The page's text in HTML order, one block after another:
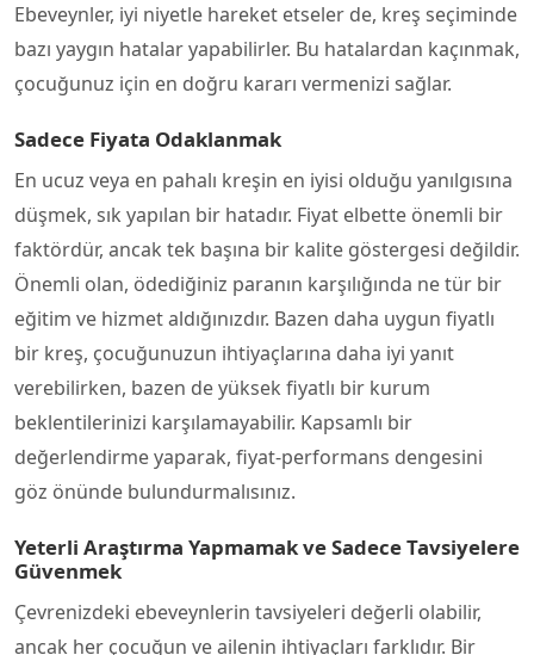
Ebeveynler, iyi niyetle hareket etseler de, kreş seçiminde
bazı yaygın hatalar yapabilirler. Bu hatalardan kaçınmak,
çocuğunuz için en doğru kararı vermenizi sağlar.
Sadece Fiyata Odaklanmak
En ucuz veya en pahalı kreşin en iyisi olduğu yanılgısına
düşmek, sık yapılan bir hatadır. Fiyat elbette önemli bir
faktördür, ancak tek başına bir kalite göstergesi değildir.
Önemli olan, ödediğiniz paranın karşılığında ne tür bir
eğitim ve hizmet aldığınızdır. Bazen daha uygun fiyatlı
bir kreş, çocuğunuzun ihtiyaçlarına daha iyi yanıt
verebilirken, bazen de yüksek fiyatlı bir kurum
beklentilerinizi karşılamayabilir. Kapsamlı bir
değerlendirme yaparak, fiyat-performans dengesini
göz önünde bulundurmalısınız.
Yeterli Araştırma Yapmamak ve Sadece Tavsiyelere
Güvenmek
Çevrenizdeki ebeveynlerin tavsiyeleri değerli olabilir,
ancak her çocuğun ve ailenin ihtiyaçları farklıdır. Bir